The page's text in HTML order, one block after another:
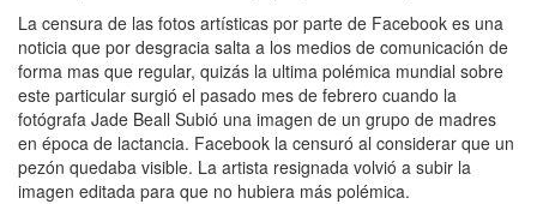
La censura de las fotos artísticas por parte de Facebook es una
noticia que por desgracia salta a los medios de comunicación de
forma mas que regular, quizás la ultima polémica mundial sobre
este particular surgió el pasado mes de febrero cuando la
fotógrafa Jade Beall Subió una imagen de un grupo de madres
en época de lactancia. Facebook la censuró al considerar que un
pezón quedaba visible. La artista resignada volvió a subir la
imagen editada para que no hubiera más polémica.